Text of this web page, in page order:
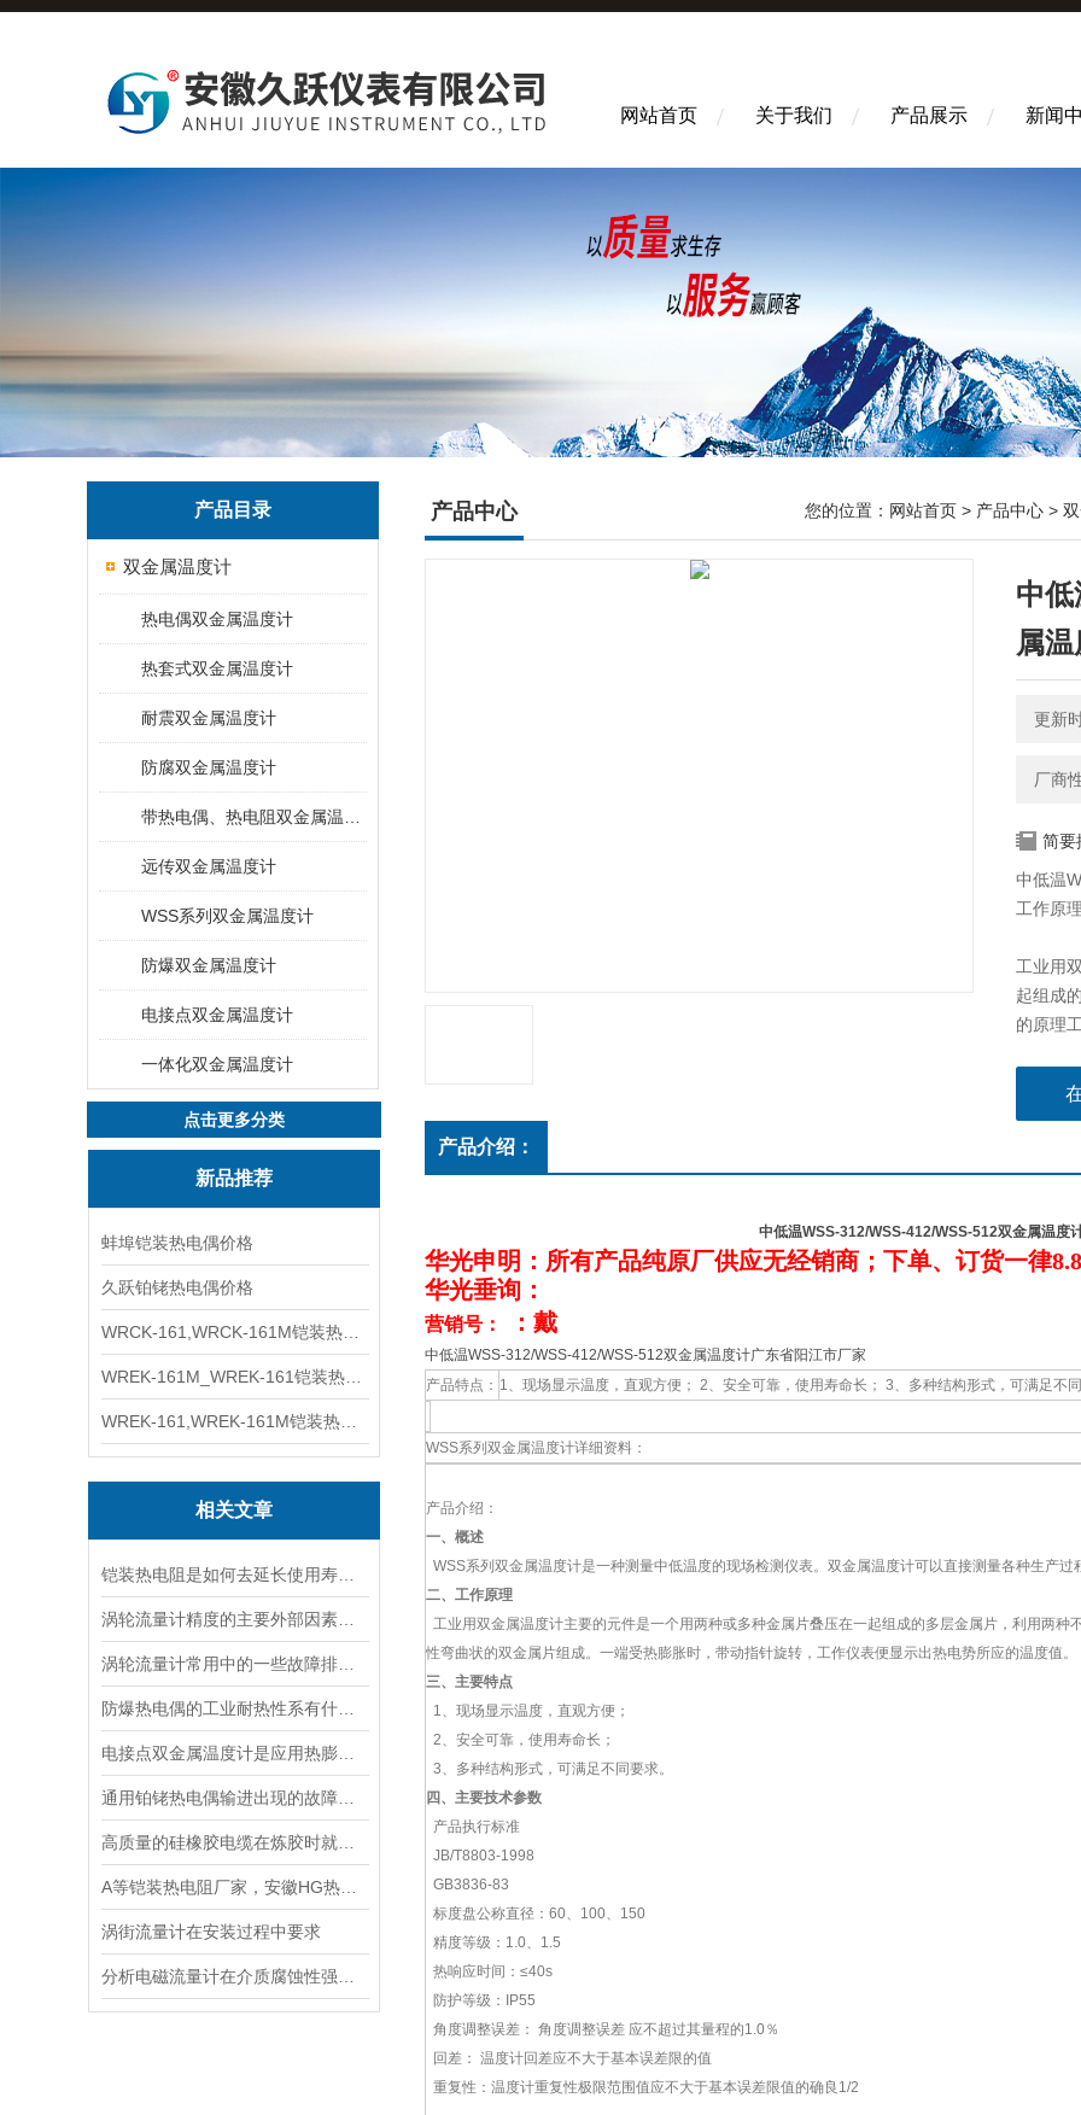
网站首页 关于我们 产品展示 新闻
产品目录
双金属温度计
热电偶双金属温度计
热套式双金属温度计
耐震双金属温度计
防腐双金属温度计
远传双金属温度计
WSS系列双金属温度计
防爆双金属温度计
电接点双金属温度计
一体化双金属温度计
点击更多分类
新品推荐
蚌埠铠装热电偶价格
久跃铂铑热电偶价格
相关文章
涡街流量计在安装过程中要求
产品中心 您的位置： 网站首页 > 产品中心 >
中低
属
更新
厂商
简要
中低温
工作原理
工业用
起组成
的原理
产品介绍：
中低温WSS-312/WSS-412/WSS-512双金属温度
华光申明：所有产品纯原厂供应无经销商；下单、订货一律8.8
华光垂询：
营销号： ：戴
中低温WSS-312/WSS-412/WSS-512双金属温度计广东省阳江市厂家
产品特点： 1、现场显示温度，直观方便； 2、安全可靠，使用寿命长； 3、多种结构形式，可满足不同
WSS系列双金属温度计详细资料：
产品介绍：
一、概述
WSS系列双金属温度计是一种测量中低温度的现场检测仪表。双金属温度计可以直接测量各种生产
二、工作原理
工业用双金属温度计主要的元件是一个用两种或多种金属片叠压在一起组成的多层金属片，利用两
性弯曲状的双金属片组成。一端受热膨胀时，带动指针旋转，工作仪表便显示出热电势所应的温度值。
三、 主要特点
1、现场显示温度，直观方便；
2、安全可靠，使用寿命长；
3、多种结构形式，可满足不同要求。
四、主要技术参数
产品执行标准
JB/T8803-1998
GB3836-83
标度盘公称直径：60、100、150
精度等级：1.0、1.5
热响应时间：≤40s
防护等级：IP55
角度调整误差： 角度调整误差 应不超过其量程的1.0％
回差： 温度计回差应不大于基本误差限的值
重复性：温度计重复性极限范围值应不大于基本误差限值的确良1/2